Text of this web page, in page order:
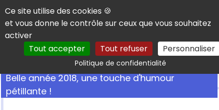
Panneau de gestion des cookies
Ce site utilise des cookies 🍪
et vous donne le contrôle sur ceux que vous souhaitez
activer
Tout accepter
Tout refuser Personnaliser
Politique de confidentialitéRechercher
Belle année 2018, une touche d'humour
pétillante !